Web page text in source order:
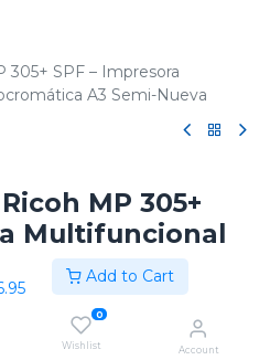
Add to Cart
0
Wishlist Account
305+ SPF – Impresora
A3 Semi-Nueva
MP 305+
Multifuncional
A3 Semi-